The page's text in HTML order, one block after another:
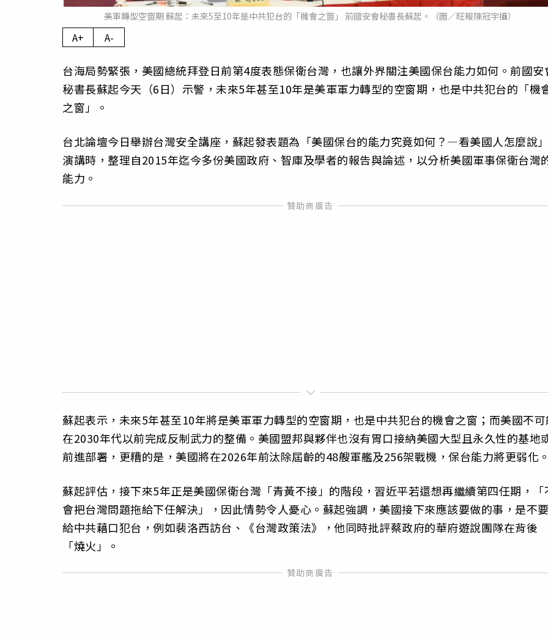
美軍轉型空窗期 蘇起：未來5至10年是中共犯台的「機會之窗」 前國安會秘書長蘇起。（圖／旺報陳冠宇攝）
A+ A-
台海局勢緊張，美國總統拜登日前第4度表態保衛台灣，也讓外界關注美國保台能力如何。前國安
秘書長蘇起今天（6日）示警，未來5年甚至10年是美軍軍力轉型的空窗期，也是中共犯台的「機
之窗」。
台北論壇今日舉辦台灣安全講座，蘇起發表題為「美國保台的能力究竟如何？—看美國人怎麼說
演講時，整理自2015年迄今多份美國政府、智庫及學者的報告與論述，以分析美國軍事保衛台灣
能力。
蘇起表示，未來5年甚至10年將是美軍軍力轉型的空窗期，也是中共犯台的機會之窗；而美國不
在2030年代以前完成反制武力的整備。美國盟邦與夥伴也沒有胃口接納美國大型且永久性的基地
前進部署，更糟的是，美國將在2026年前汰除屆齡的48艘軍艦及256架戰機，保台能力將更弱化
蘇起評估，接下來5年正是美國保衛台灣「青黃不接」的階段，習近平若還想再繼續第四任期，「
會把台灣問題拖給下任解決」，因此情勢令人憂心。蘇起強調，美國接下來應該要做的事，是不
給中共藉口犯台，例如裴洛西訪台、《台灣政策法》，他同時批評蔡政府的華府遊說團隊在背後
「燒火」。